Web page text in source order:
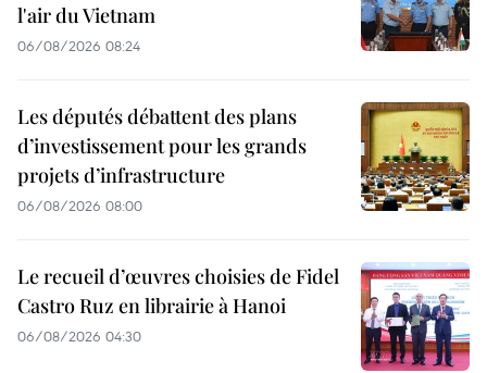
l'air du Vietnam
06/08/2026 08:24
Les députés débattent des plans
d’investissement pour les grands
projets d’infrastructure
06/08/2026 08:00
Le recueil d’œuvres choisies de Fidel
Castro Ruz en librairie à Hanoi
06/08/2026 04:30